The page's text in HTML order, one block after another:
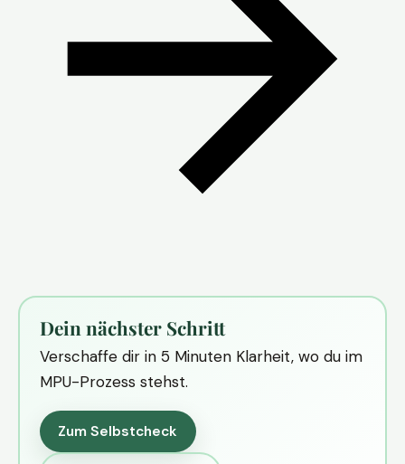
Dein nächster Schritt
Verschaffe dir in 5 Minuten Klarheit, wo du im
MPU-Prozess stehst.
Zum Selbstcheck